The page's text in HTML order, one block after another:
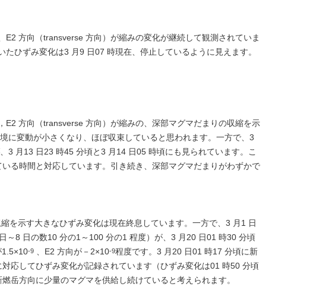
方向（transverse 方向）が縮みの変化が継続して観測されていま
ひずみ変化は3 月9 日07 時現在、停止しているように見えます。
方向（transverse 方向）が縮みの、深部マグマだまりの収縮を示
に変動が小さくなり、ほぼ収束していると思われます。一方で、3
3 月13 日23 時45 分頃と3 月14 日05 時頃にも見られています。こ
る時間と対応しています。引き続き、深部マグマだまりがわずかで
を示す大きなひずみ変化は現在終息しています。一方で、3 月1 日
～8 日の数10 分の1～100 分の1 程度）が、3 月20 日01 時30 分頃
1.5×10-9 、E2 方向が－2×10-9程度です。3 月20 日01 時17 分頃に新
応してひずみ変化が記録されています（ひずみ変化は01 時50 分頃
岳方向に少量のマグマを供給し続けていると考えられます。